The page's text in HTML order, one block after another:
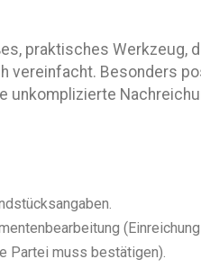
praktisches Werkzeug,
vereinfacht. Besonders
unkomplizierte
Partei muss bestätigen).